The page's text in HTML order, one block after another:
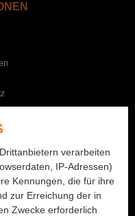
19
77
verarbeiten
IP-Adressen)
Kennungen, die für ihre
zur Erreichung der in
Zwecke erforderlich